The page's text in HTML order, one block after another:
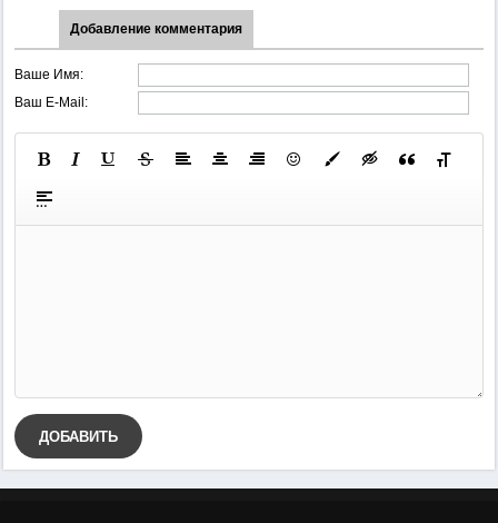
Добавление комментария
Ваше Имя:
Ваш E-Mail:
ДОБАВИТЬ